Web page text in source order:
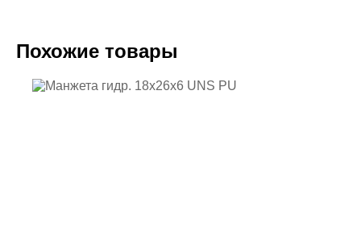
Похожие товары